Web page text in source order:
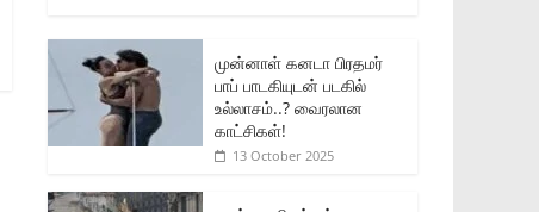
முன்னாள் கனடா பிரதமர்
பாப் பாடகியுடன் படகில்
உல்லாசம்..? வைரலான
காட்சிகள்!
13 October 2025